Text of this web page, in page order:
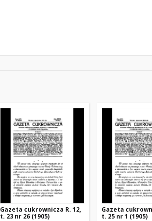
Gazeta cukrownicza R. 12,
t. 23 nr 26 (1905)
Gazeta
t. 25 nr 1 (1905)